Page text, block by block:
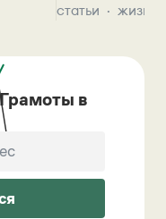
статьи жизнь
в